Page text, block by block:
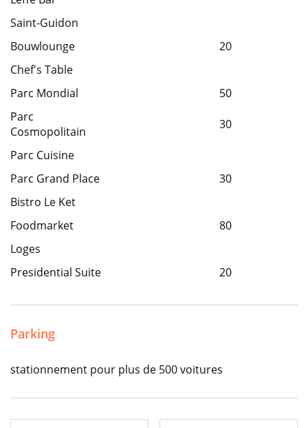
Saint-Guidon
Bouwlounge
20
Chef's Table
Parc Mondial
50
Parc
Cosmopolitain
30
Parc Cuisine
Parc Grand Place
30
Bistro Le Ket
Foodmarket
80
Loges
Presidential Suite
20
Parking
stationnement pour plus de 500 voitures